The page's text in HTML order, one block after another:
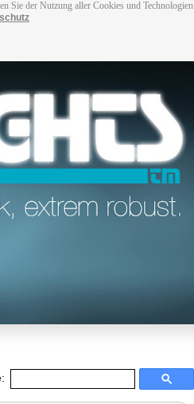
Sie der Nutzung aller Cookies und Technologien